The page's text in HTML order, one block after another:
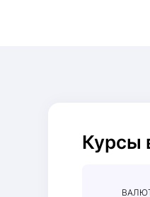
Курсы